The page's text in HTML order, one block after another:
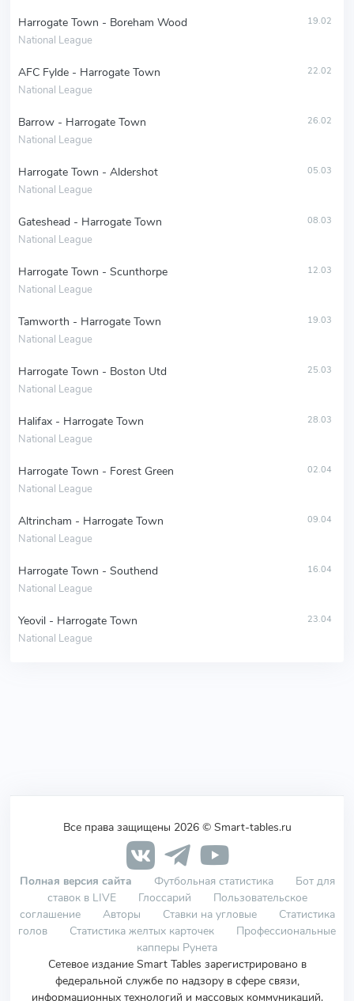
Harrogate Town - Boreham Wood
National League
19.02
AFC Fylde - Harrogate Town
National League
22.02
Barrow - Harrogate Town
National League
26.02
Harrogate Town - Aldershot
National League
05.03
Gateshead - Harrogate Town
National League
08.03
Harrogate Town - Scunthorpe
National League
12.03
Tamworth - Harrogate Town
National League
19.03
Harrogate Town - Boston Utd
National League
25.03
Halifax - Harrogate Town
National League
28.03
Harrogate Town - Forest Green
National League
02.04
Altrincham - Harrogate Town
National League
09.04
Harrogate Town - Southend
National League
16.04
Yeovil - Harrogate Town
National League
23.04
Все права защищены 2026 © Smart-tables.ru
Полная версия сайта Футбольная статистика
Бот для
ставок в LIVE
Глоссарий
Пользовательское
соглашение
Авторы Ставки на угловые
Статистика
голов
Статистика желтых карточек
Профессиональные
капперы Рунета
Сетевое издание Smart Tables зарегистрировано в
федеральной службе по надзору в сфере связи,
информационных технологий и массовых коммуникаций.